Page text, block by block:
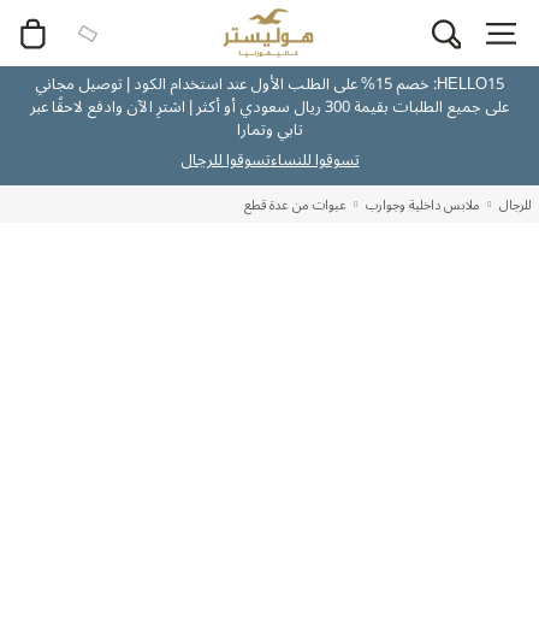
HELLO15: خصم 15% على الطلب الأول عند استخدام الكود | توصيل مجاني
على جميع الطلبات بقيمة 300 ريال سعودي أو أكثر | اشترِ الآن وادفع لاحقًا عبر
تابي وتمارا
تسوقوا للنساءتسوقوا للرجال
للرجال ملابس داخلية وجوارب عبوات من عدة قطع